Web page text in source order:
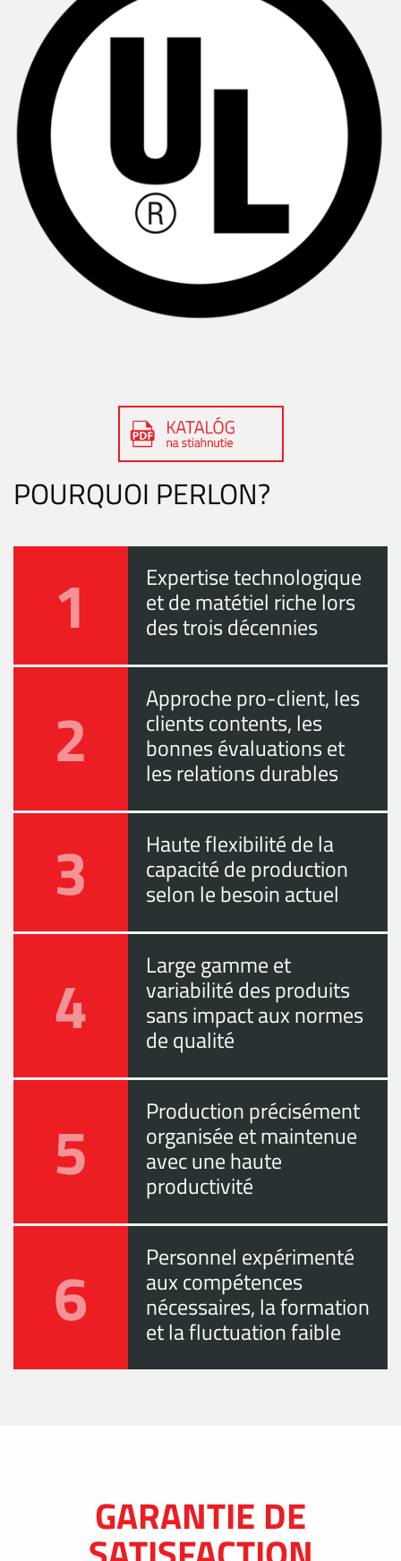
POURQUOI PERLON?
1 Expertise technologique
et de matétiel riche lors
des trois décennies
2 Approche pro-client, les
clients contents, les
bonnes évaluations et
les relations durables
3 Haute flexibilité de la
capacité de production
selon le besoin actuel
4 Large gamme et
variabilité des produits
sans impact aux normes
de qualité
5 Production précisément
organisée et maintenue
avec une haute
productivité
6 Personnel expérimenté
aux compétences
nécessaires, la formation
et la fluctuation faible
GARANTIE DE